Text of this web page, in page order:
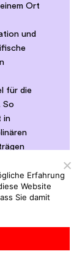
Ort
und
für die
So
in
beim
Ihre
Erfahrung
Website
Sie damit